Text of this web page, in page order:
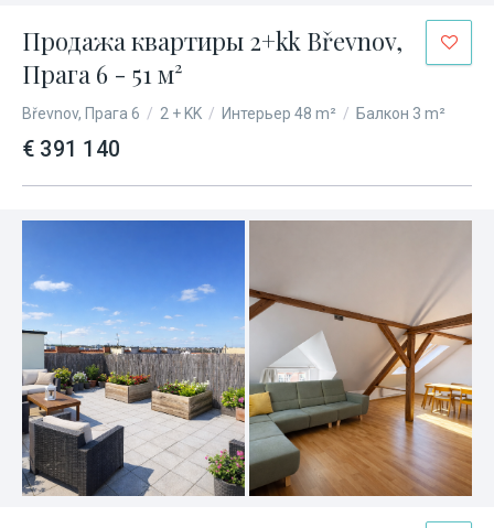
Продажа квартиры 2+kk Břevnov,
Прага 6 - 51 м²
Břevnov, Прага 6 / 2 + KK / Интерьер 48 m² / Балкон 3 m²
€ 391 140